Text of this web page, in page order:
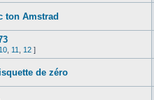
ton Amstrad
10 11 12 ]
de zéro